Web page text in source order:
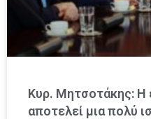
Κυρ. Μητσοτάκης: Η
αποτελεί μια πολύ